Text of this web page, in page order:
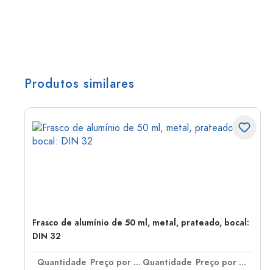
Produtos similares
Frasco de alumínio de 50 ml, metal, prateado, bocal:
DIN 32
Quantidade Preço por peça Quantidade
Preço por peça